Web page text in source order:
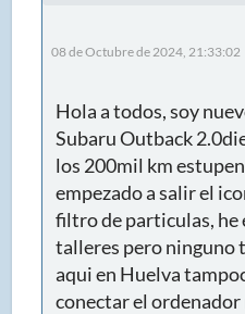
08 de Octubre de 2024, 21:33:02
Hola a todos, soy
Subaru Outback
los 200mil km
empezado a salir el
filtro de particulas, he
talleres pero ninguno
aqui en Huelva
conectar el ordenador